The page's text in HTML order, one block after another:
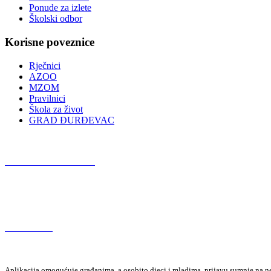
Ponude za izlete
Školski odbor
Korisne poveznice
Rječnici
AZOO
MZOM
Pravilnici
Škola za život
GRAD ĐURĐEVAC